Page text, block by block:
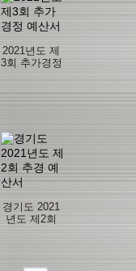
2021년도 제
3회 추가경정
경기도 2021
년도 제2회